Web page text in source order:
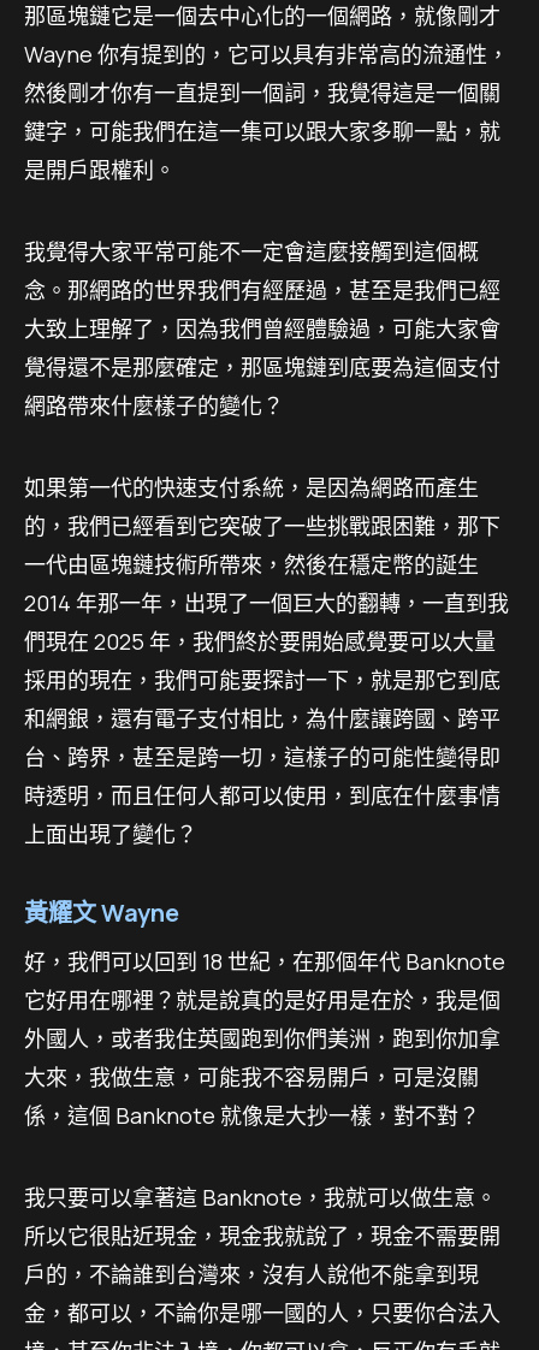
那區塊鏈它是一個去中心化的一個網路，就像剛才
Wayne 你有提到的，它可以具有非常高的流通性，
然後剛才你有一直提到一個詞，我覺得這是一個關
鍵字，可能我們在這一集可以跟大家多聊一點，就
是開戶跟權利。
我覺得大家平常可能不一定會這麼接觸到這個概
念。那網路的世界我們有經歷過，甚至是我們已經
大致上理解了，因為我們曾經體驗過，可能大家會
覺得還不是那麼確定，那區塊鏈到底要為這個支付
網路帶來什麼樣子的變化？
如果第一代的快速支付系統，是因為網路而產生
的，我們已經看到它突破了一些挑戰跟困難，那下
一代由區塊鏈技術所帶來，然後在穩定幣的誕生
2014 年那一年，出現了一個巨大的翻轉，一直到我
們現在 2025 年，我們終於要開始感覺要可以大量
採用的現在，我們可能要探討一下，就是那它到底
和網銀，還有電子支付相比，為什麼讓跨國、跨平
台、跨界，甚至是跨一切，這樣子的可能性變得即
時透明，而且任何人都可以使用，到底在什麼事情
上面出現了變化？
黃耀文 Wayne
好，我們可以回到 18 世紀，在那個年代 Banknote
它好用在哪裡？就是說真的是好用是在於，我是個
外國人，或者我住英國跑到你們美洲，跑到你加拿
大來，我做生意，可能我不容易開戶，可是沒關
係，這個 Banknote 就像是大抄一樣，對不對？
我只要可以拿著這 Banknote，我就可以做生意。
所以它很貼近現金，現金我就說了，現金不需要開
戶的，不論誰到台灣來，沒有人說他不能拿到現
金，都可以，不論你是哪一國的人，只要你合法入